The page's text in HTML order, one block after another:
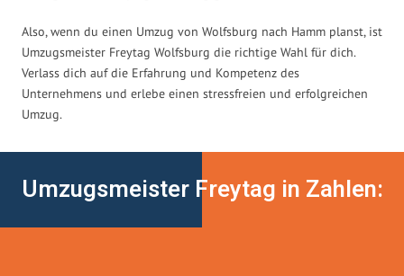
Also, wenn du einen Umzug von Wolfsburg nach Hamm planst, ist
Umzugsmeister Freytag Wolfsburg die richtige Wahl für dich.
Verlass dich auf die Erfahrung und Kompetenz des
Unternehmens und erlebe einen stressfreien und erfolgreichen
Umzug.
Umzugsmeister Freytag in Zahlen: